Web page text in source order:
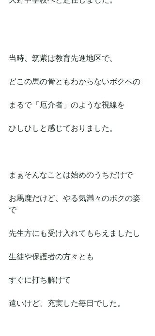
当時、筑紫は教育先進地区で、
どこの馬の骨ともわからないボクへの
まるで「厄介者」のような視線を
ひしひしと感じておりました。
まぁそんなことは始めのうちだけで
お馬鹿だけど、やる気満々のボクの姿
で
先生方にも受け入れてもらえましたし
生徒や保護者の方々とも
すぐに打ち解けて
遠いけど、充実した毎日でした。